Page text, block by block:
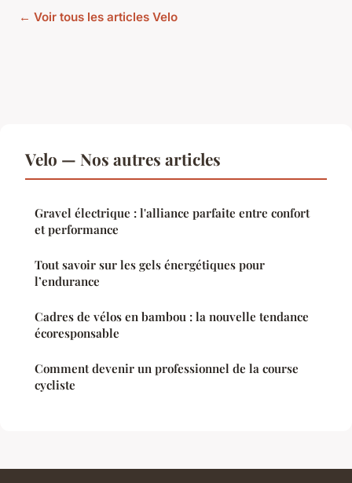
← Voir tous les articles Velo
Velo — Nos autres articles
Gravel électrique : l'alliance parfaite entre confort
et performance
Tout savoir sur les gels énergétiques pour
l’endurance
Cadres de vélos en bambou : la nouvelle tendance
écoresponsable
Comment devenir un professionnel de la course
cycliste